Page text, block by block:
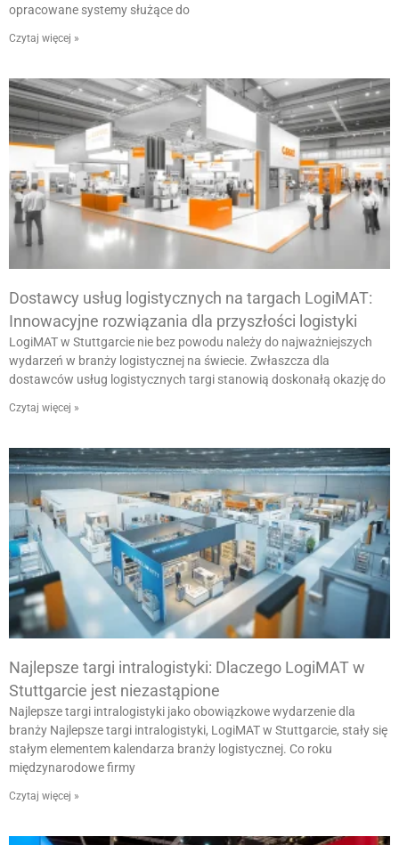
opracowane systemy służące do
Czytaj więcej »
Dostawcy usług logistycznych na targach LogiMAT:
Innowacyjne rozwiązania dla przyszłości logistyki
LogiMAT w Stuttgarcie nie bez powodu należy do najważniejszych
wydarzeń w branży logistycznej na świecie. Zwłaszcza dla
dostawców usług logistycznych targi stanowią doskonałą okazję do
Czytaj więcej »
Najlepsze targi intralogistyki: Dlaczego LogiMAT w
Stuttgarcie jest niezastąpione
Najlepsze targi intralogistyki jako obowiązkowe wydarzenie dla
branży Najlepsze targi intralogistyki, LogiMAT w Stuttgarcie, stały się
stałym elementem kalendarza branży logistycznej. Co roku
międzynarodowe firmy
Czytaj więcej »